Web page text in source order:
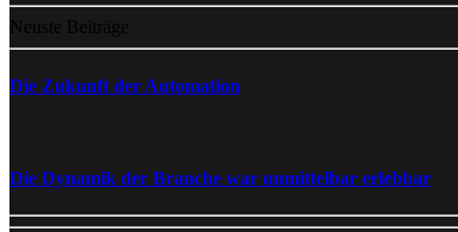
Neuste Beiträge
Die Zukunft der Automation
Die Dynamik der Branche war unmittelbar erlebbar